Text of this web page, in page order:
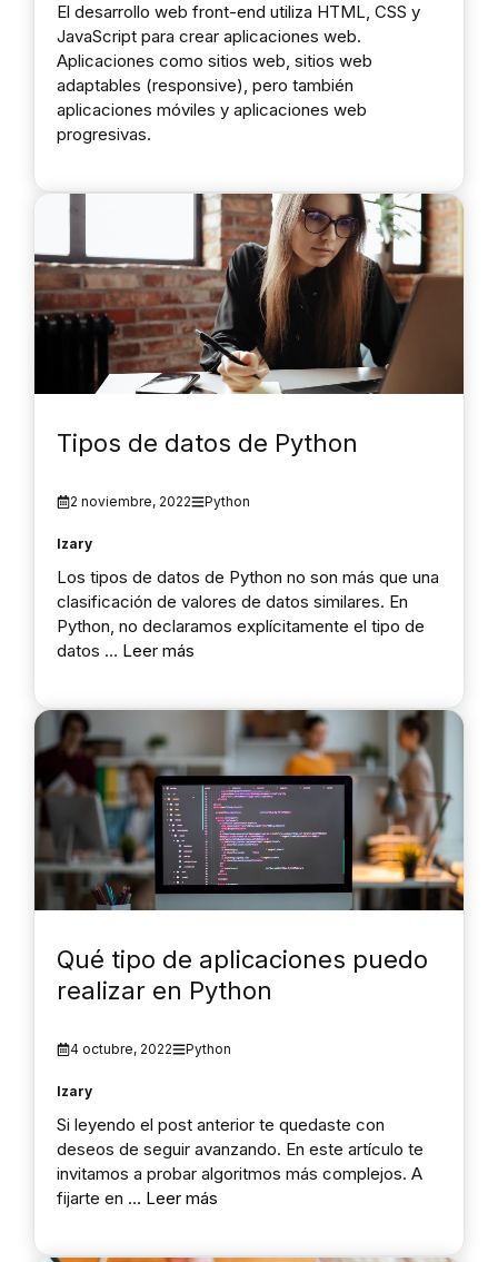
El desarrollo web front-end utiliza HTML, CSS y
JavaScript para crear aplicaciones web.
Aplicaciones como sitios web, sitios web
adaptables (responsive), pero también
aplicaciones móviles y aplicaciones web
progresivas.
Tipos de datos de Python
2 noviembre, 2022 Python
Izary
Los tipos de datos de Python no son más que una
clasificación de valores de datos similares. En
Python, no declaramos explícitamente el tipo de
datos … Leer más
Qué tipo de aplicaciones puedo
realizar en Python
4 octubre, 2022 Python
Izary
Si leyendo el post anterior te quedaste con
deseos de seguir avanzando. En este artículo te
invitamos a probar algoritmos más complejos. A
fijarte en … Leer más